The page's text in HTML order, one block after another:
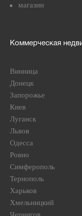
магазин
Коммерческая
Винница
Донецк
Запорожье
Киев
Луганск
Львов
Одесса
Ровно
Симферополь
Тернополь
Харьков
Хмельницкий